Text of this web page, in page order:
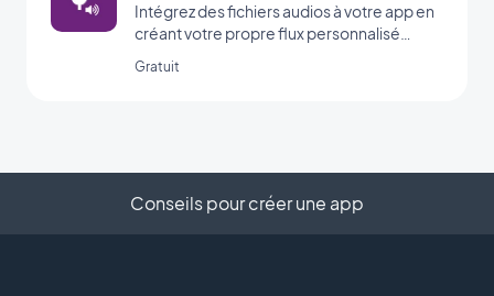
Intégrez des fichiers audios à votre app en
créant votre propre flux personnalisé
GoodBarber.
Gratuit
Conseils pour créer une app